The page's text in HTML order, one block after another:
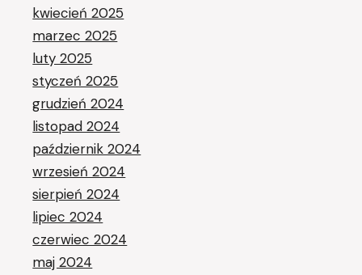
kwiecień 2025
marzec 2025
luty 2025
styczeń 2025
grudzień 2024
listopad 2024
październik 2024
wrzesień 2024
sierpień 2024
lipiec 2024
czerwiec 2024
maj 2024